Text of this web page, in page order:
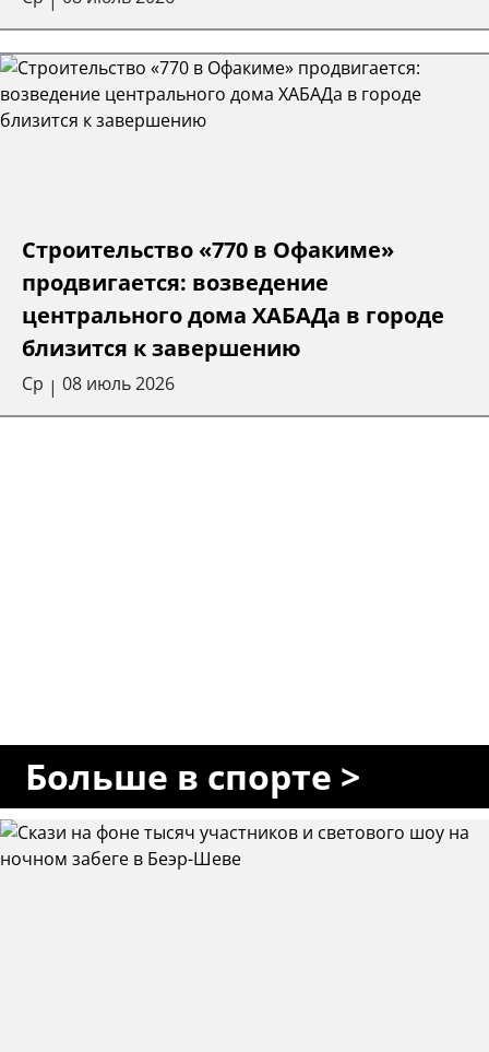
Строительство «770 в Офакиме»
продвигается: возведение
центрального дома ХАБАДа в городе
близится к завершению
Ср | 08 июль 2026
Больше в спорте >